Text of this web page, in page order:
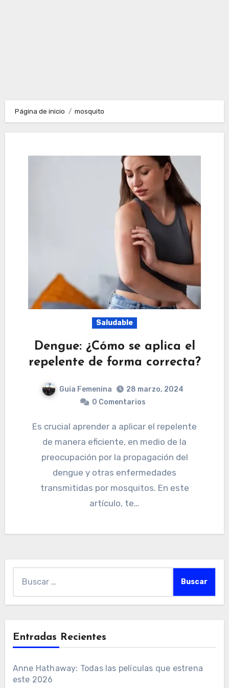
Página de inicio mosquito
Saludable
Dengue: ¿Cómo se aplica el
repelente de forma correcta?
Guia Femenina
28 marzo, 2024
0 Comentarios
Es crucial aprender a aplicar el repelente
de manera eficiente, en medio de la
preocupación por la propagación del
dengue y otras enfermedades
transmitidas por mosquitos. En este
artículo, te…
Entradas Recientes
Anne Hathaway: Todas las películas que estrena
este 2026